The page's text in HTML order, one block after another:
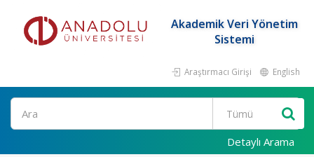
Akademik Veri Yönetim
Sistemi
Araştırmacı Girişi English
Ara
Detaylı Arama